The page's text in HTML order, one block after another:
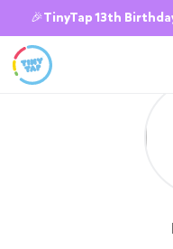
🎉TinyTap 13th